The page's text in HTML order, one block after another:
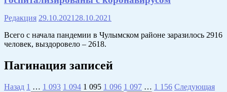
Редакция 29.10.2021 28.10.2021
Всего с начала пандемии в Чулымском районе заразилось 2916
человек, выздоровело – 2618.
Пагинация записей
Назад 1 … 1 093 1 094 1 095 1 096 1 097 … 1 156 Следующая